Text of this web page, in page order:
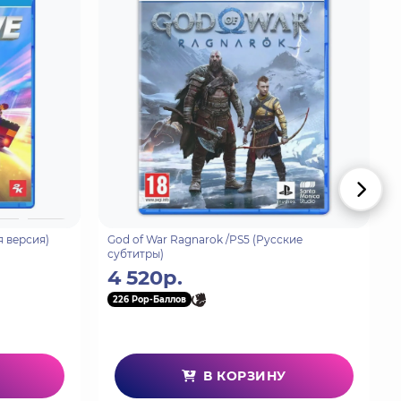
тумаках. Впереди множество самых разных
в дальний путь героям предстоит
тумаки налево и направо! Все это
новых возможностей и улучшенный
Обеликс могут пользоваться режимом
окружения и швырять в бою бочки или
версия)
God of War Ragnarok /PS5 (Русские
субтитры)
4 520р.
226 Pop-Баллов
В КОРЗИНУ